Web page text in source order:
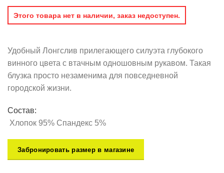
Этого товара нет в наличии, заказ недоступен.
Удобный Лонгслив прилегающего силуэта глубокого
винного цвета с втачным одношовным рукавом. Такая
блузка просто незаменима для повседневной
городской жизни.
Состав:
Хлопок 95% Спандекс 5%
Забронировать размер в магазине